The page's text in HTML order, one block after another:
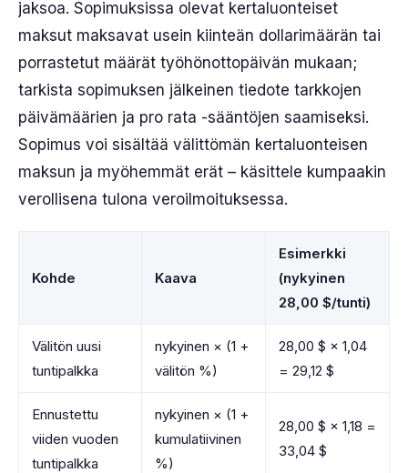
jaksoa. Sopimuksissa olevat kertaluonteiset
maksut maksavat usein kiinteän dollarimäärän tai
porrastetut määrät työhönottopäivän mukaan;
tarkista sopimuksen jälkeinen tiedote tarkkojen
päivämäärien ja pro rata -sääntöjen saamiseksi.
Sopimus voi sisältää välittömän kertaluonteisen
maksun ja myöhemmät erät – käsittele kumpaakin
verollisena tulona veroilmoituksessa.
Kohde Kaava
Esimerkki
(nykyinen
28,00 $/tunti)
Välitön uusi
tuntipalkka
nykyinen × (1 +
välitön %)
28,00 $ × 1,04
= 29,12 $
Ennustettu
viiden vuoden
tuntipalkka
nykyinen × (1 +
kumulatiivinen
%)
28,00 $ × 1,18 =
33,04 $